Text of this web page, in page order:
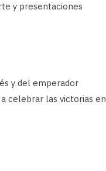
y presentaciones
y del emperador
celebrar las victorias en